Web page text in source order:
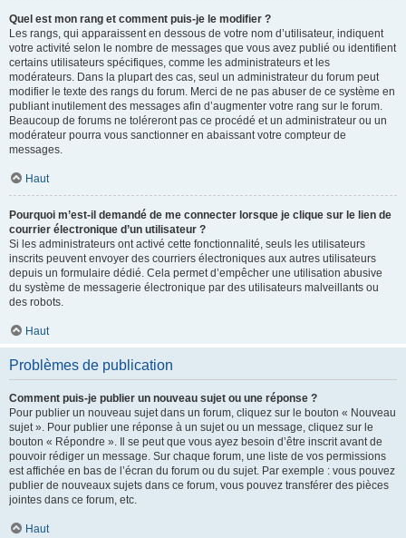
Quel est mon rang et comment puis-je le modifier ?
Les rangs, qui apparaissent en dessous de votre nom d’utilisateur, indiquent
votre activité selon le nombre de messages que vous avez publié ou identifient
certains utilisateurs spécifiques, comme les administrateurs et les
modérateurs. Dans la plupart des cas, seul un administrateur du forum peut
modifier le texte des rangs du forum. Merci de ne pas abuser de ce système en
publiant inutilement des messages afin d’augmenter votre rang sur le forum.
Beaucoup de forums ne toléreront pas ce procédé et un administrateur ou un
modérateur pourra vous sanctionner en abaissant votre compteur de
messages.
Haut
Pourquoi m’est-il demandé de me connecter lorsque je clique sur le lien de
courrier électronique d’un utilisateur ?
Si les administrateurs ont activé cette fonctionnalité, seuls les utilisateurs
inscrits peuvent envoyer des courriers électroniques aux autres utilisateurs
depuis un formulaire dédié. Cela permet d’empêcher une utilisation abusive
du système de messagerie électronique par des utilisateurs malveillants ou
des robots.
Haut
Problèmes de publication
Comment puis-je publier un nouveau sujet ou une réponse ?
Pour publier un nouveau sujet dans un forum, cliquez sur le bouton « Nouveau
sujet ». Pour publier une réponse à un sujet ou un message, cliquez sur le
bouton « Répondre ». Il se peut que vous ayez besoin d’être inscrit avant de
pouvoir rédiger un message. Sur chaque forum, une liste de vos permissions
est affichée en bas de l’écran du forum ou du sujet. Par exemple : vous pouvez
publier de nouveaux sujets dans ce forum, vous pouvez transférer des pièces
jointes dans ce forum, etc.
Haut